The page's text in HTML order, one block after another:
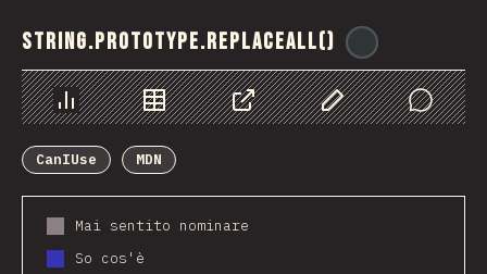
String.prototype.replaceAll()
Grafico Dati CondividerePersonalizza i dati
Comments
CanIUse
MDN
Mai sentito nominare
So cos'è